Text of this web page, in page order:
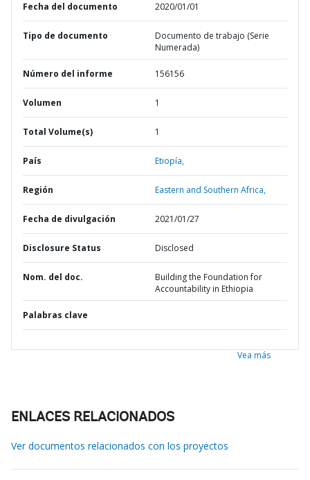
Fecha del documento 2020/01/01
Tipo de documento
Documento de trabajo (Serie
Numerada)
Número del informe 156156
Volumen 1
Total Volume(s) 1
País Etiopía,
Región Eastern and Southern Africa,
Fecha de divulgación 2021/01/27
Disclosure Status Disclosed
Nom. del doc.
Building the Foundation for
Accountability in Ethiopia
Palabras clave
Vea más
ENLACES RELACIONADOS
Ver documentos relacionados con los proyectos